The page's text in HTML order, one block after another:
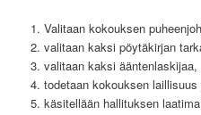
1. Valitaan kokouksen
2. valitaan kaksi pöytäkirjan
3. valitaan kaksi ääntenlaskijaa,
4. todetaan kokouksen
5. käsitellään hallituksen